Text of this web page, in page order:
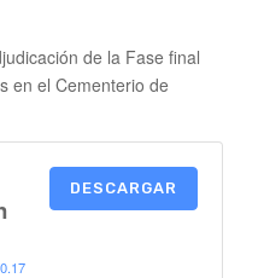
de la Fase final
en el Cementerio de
DESCARGAR